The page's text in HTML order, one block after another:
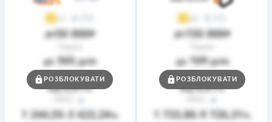
3,7
до50 000₴
до 365днів
Ставка
від0,01%
1 244,55– 3 422,24%
РОЗБЛОКУВАТИ
3,9
до150 000₴
до 169днів
Ставка
від0,01%
1 733,86– 9 726,31%
РОЗБЛОКУВАТИ